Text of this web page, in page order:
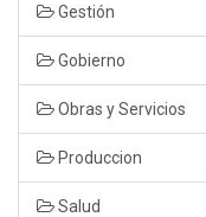
Gestión
Gobierno
Obras y Servicios
Produccion
Salud